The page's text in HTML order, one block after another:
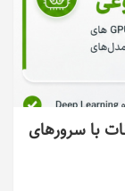
با سرورهای